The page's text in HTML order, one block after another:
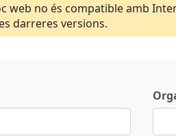
web no és compatible amb
darreres versions.